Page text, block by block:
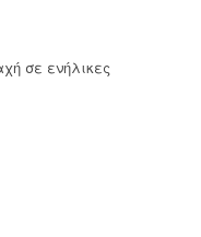
σε ενήλικες